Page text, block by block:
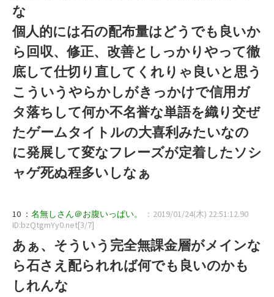
な
個人的には石の配布量はどうでも良いか
ら回収、修正、改善としっかりやって徹
底して仕切り直してくれりゃ良いと思う
こういうやらかしがきっかけで信用ガ
タ落ちして何か不名誉な単語を織り交ぜ
たゲームタイトルの大喜利みたいなの
に発展して変なフレーズが定着したソシ
ャゲ死ぬ程多いしなぁ
10 ： 名無しさん＠お腹いっぱい。
：2019/01/24(木) 22:51:12.90
ID:bzQtgmYy0.net[3/7]
あぁ、そういう完全無課金層がメインな
ら石さえ配られれば何でも良いのかも
しれんな